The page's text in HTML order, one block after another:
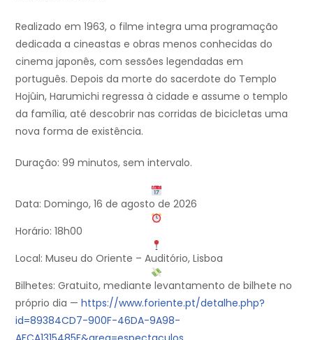
Realizado em 1963, o filme integra uma programação
dedicada a cineastas e obras menos conhecidas do
cinema japonês, com sessões legendadas em
português. Depois da morte do sacerdote do Templo
Hojûin, Harumichi regressa à cidade e assume o templo
da família, até descobrir nas corridas de bicicletas uma
nova forma de existência.
Duração: 99 minutos, sem intervalo.
Data: Domingo, 16 de agosto de 2026
Horário: 18h00
Local: Museu do Oriente – Auditório, Lisboa
Bilhetes: Gratuito, mediante levantamento de bilhete no
próprio dia — https://www.foriente.pt/detalhe.php?
id=89384CD7-900F-46DA-9A98-